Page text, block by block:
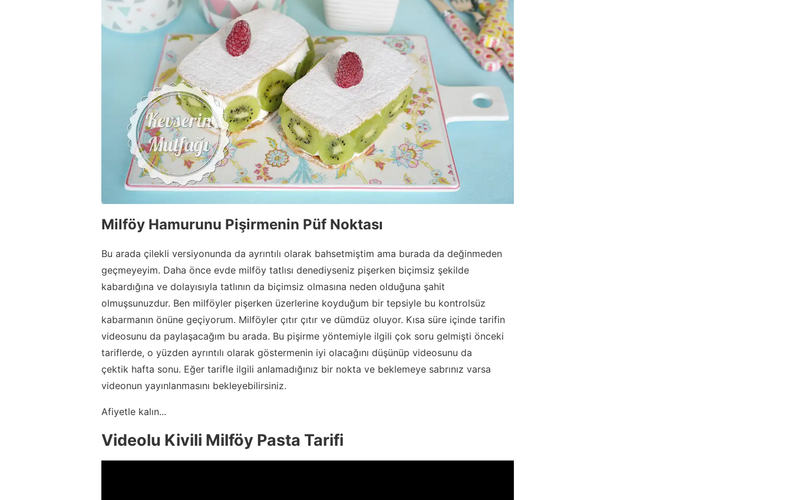
Milföy Hamurunu Pişirmenin Püf Noktası
Bu arada çilekli versiyonunda da ayrıntılı olarak bahsetmiştim ama burada da değinmeden
geçmeyeyim. Daha önce evde milföy tatlısı denediyseniz pişerken biçimsiz şekilde
kabardığına ve dolayısıyla tatlının da biçimsiz olmasına neden olduğuna şahit
olmuşsunuzdur. Ben milföyler pişerken üzerlerine koyduğum bir tepsiyle bu kontrolsüz
kabarmanın önüne geçiyorum. Milföyler çıtır çıtır ve dümdüz oluyor. Kısa süre içinde tarifin
videosunu da paylaşacağım bu arada. Bu pişirme yöntemiyle ilgili çok soru gelmişti önceki
tariflerde, o yüzden ayrıntılı olarak göstermenin iyi olacağını düşünüp videosunu da
çektik hafta sonu. Eğer tarifle ilgili anlamadığınız bir nokta ve beklemeye sabrınız varsa
videonun yayınlanmasını bekleyebilirsiniz.
Afiyetle kalın...
Videolu Kivili Milföy Pasta Tarifi